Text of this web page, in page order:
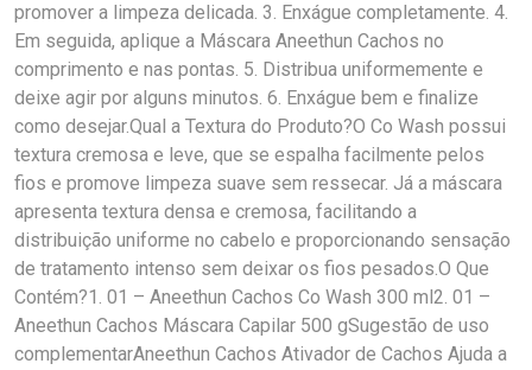
promover a limpeza delicada. 3. Enxágue completamente. 4.
Em seguida, aplique a Máscara Aneethun Cachos no
comprimento e nas pontas. 5. Distribua uniformemente e
deixe agir por alguns minutos. 6. Enxágue bem e finalize
como desejar.Qual a Textura do Produto?O Co Wash possui
textura cremosa e leve, que se espalha facilmente pelos
fios e promove limpeza suave sem ressecar. Já a máscara
apresenta textura densa e cremosa, facilitando a
distribuição uniforme no cabelo e proporcionando sensação
de tratamento intenso sem deixar os fios pesados.O Que
Contém?1. 01 – Aneethun Cachos Co Wash 300 ml2. 01 –
Aneethun Cachos Máscara Capilar 500 gSugestão de uso
complementarAneethun Cachos Ativador de Cachos Ajuda a